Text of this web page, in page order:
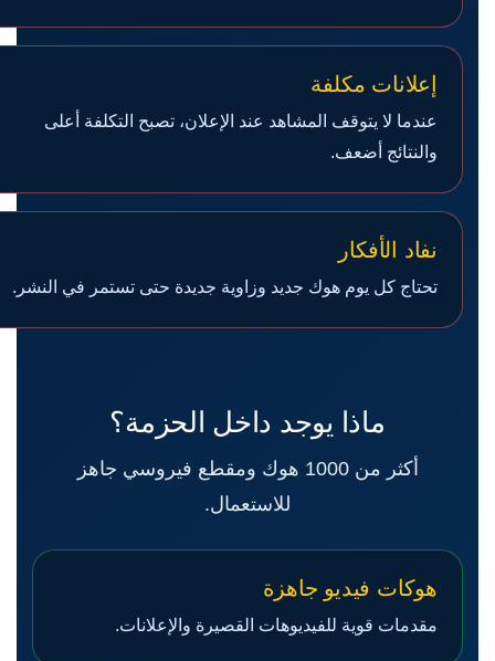
إعلانات مكلفة
عندما لا يتوقف المشاهد عند الإعلان، تصبح التكلفة أعلى
والنتائج أضعف.
نفاد الأفكار
تحتاج كل يوم هوك جديد وزاوية جديدة حتى تستمر في النشر.
ماذا يوجد داخل الحزمة؟
أكثر من 1000 هوك ومقطع فيروسي جاهز
للاستعمال.
هوكات فيديو جاهزة
مقدمات قوية للفيديوهات القصيرة والإعلانات.